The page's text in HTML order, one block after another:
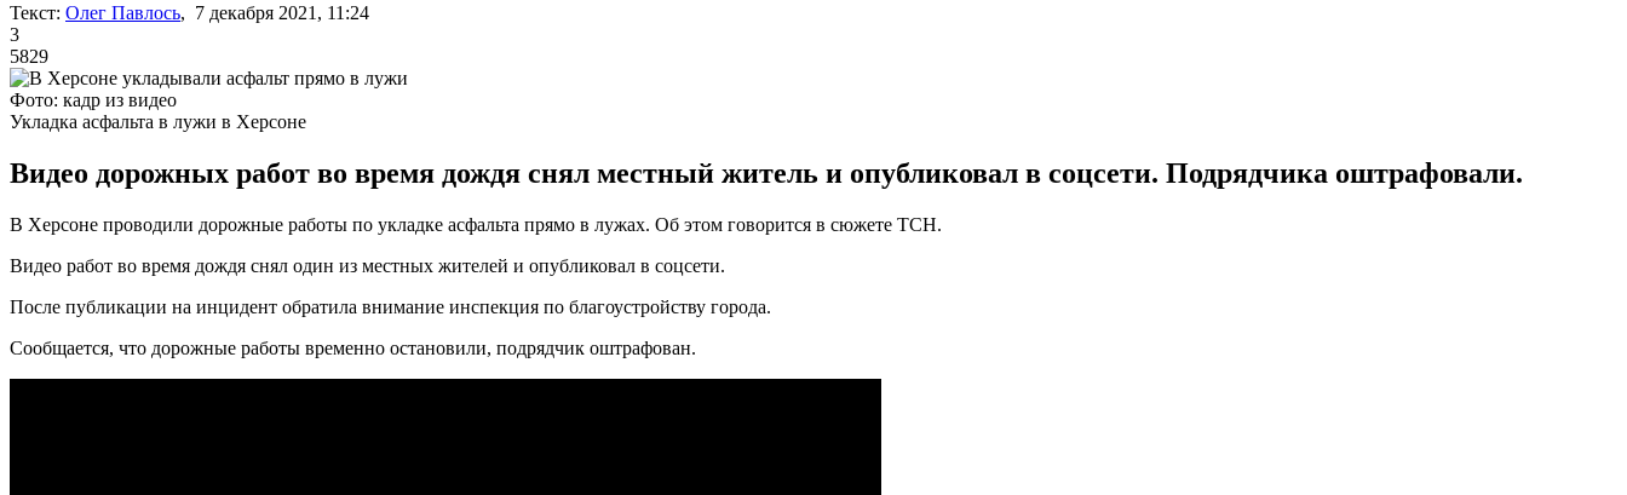
Текст: Олег Павлось, 7 декабря 2021, 11:24
3
5829
Фото: кадр из видео
Укладка асфальта в лужи в Херсоне
Видео дорожных работ во время дождя снял местный житель и опубликовал в соцсети. Подрядчика оштрафовали.
В Херсоне проводили дорожные работы по укладке асфальта прямо в лужах. Об этом говорится в сюжете ТСН.
Видео работ во время дождя снял один из местных жителей и опубликовал в соцсети.
После публикации на инцидент обратила внимание инспекция по благоустройству города.
Сообщается, что дорожные работы временно остановили, подрядчик оштрафован.